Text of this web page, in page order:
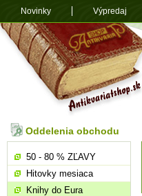
Oddelenia obchodu
50 - 80 % ZĽAVY
Hitovky mesiaca
Knihy do Eura
Novinky Výpredaj